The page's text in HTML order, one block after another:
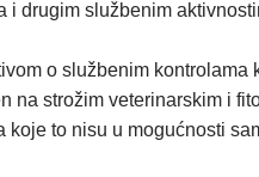
službenim
o službenim
strožim veterinarskim i
to nisu u mogućnosti